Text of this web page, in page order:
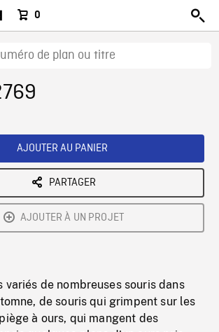
0
AJOUTER AU PANIER
PARTAGER
AJOUTER À UN PROJET
variés de nombreuses souris dans
de souris qui grimpent sur les
à ours, qui mangent des